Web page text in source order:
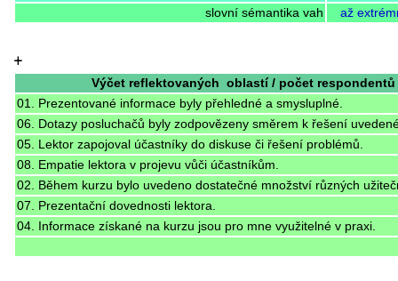
slovní sémantika vah
až
+
Výčet reflektovaných oblastí / počet respondentů
01. Prezentované informace byly přehledné a smysluplné.
06. Dotazy posluchačů byly zodpovězeny směrem k řešení
05. Lektor zapojoval účastníky do diskuse či řešení problémů.
08. Empatie lektora v projevu vůči účastníkům.
02. Během kurzu bylo uvedeno dostatečné množství různých
07. Prezentační dovednosti lektora.
04. Informace získané na kurzu jsou pro mne využitelné v praxi.